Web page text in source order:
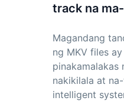
track na
Magandang
ng MKV files
pinakamalakas
nakikilala at
intelligent